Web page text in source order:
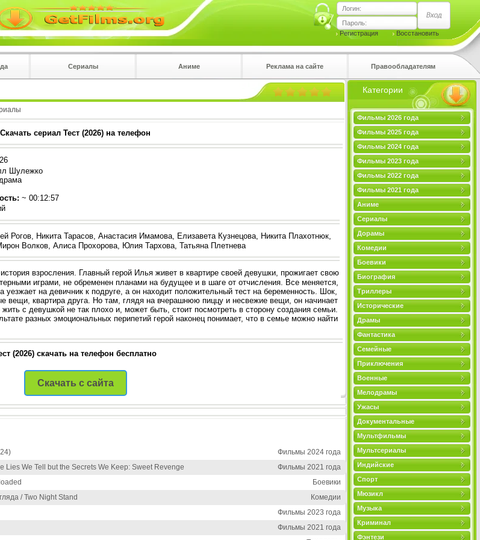
Логин:
Пароль:
Регистрация
Восстановить
Сериалы Аниме Реклама на сайте Правообладателям
Категории
Фильмы 2026 года
Фильмы 2025 года
Фильмы 2024 года
Фильмы 2023 года
Фильмы 2022 года
Фильмы 2021 года
Аниме
Сериалы
Дорамы
Комедии
Боевики
Биография
Триллеры
Исторические
Драмы
Фантастика
Семейные
Приключения
Военные
Мелодрамы
Ужасы
Документальные
Мультфильмы
Мультсериалы
Индийские
Спорт
Мюзикл
Музыка
Криминал
Фэнтези
Скачать сериал Тест (2026) на телефон
Шулежко
~ 00:12:57
Рогов, Никита Тарасов, Анастасия Имамова, Елизавета Кузнецова, Никита Плахотнюк,
Волков, Алиса Прохорова, Юлия Тархова, Татьяна Плетнева
взросления. Главный герой Илья живет в квартире своей девушки, прожигает свою
играми, не обременен планами на будущее и в шаге от отчисления. Все меняется,
уезжает на девичник к подруге, а он находит положительный тест на беременность. Шок,
вещи, квартира друга. Но там, глядя на вчерашнюю пиццу и несвежие вещи, он начинает
с девушкой не так плохо и, может быть, стоит посмотреть в сторону создания семьи.
разных эмоциональных перипетий герой наконец понимает, что в семье можно найти
(2026) скачать на телефон бесплатно
Скачать с сайта
Фильмы 2024 года
Lies We Tell but the Secrets We Keep: Sweet Revenge
Фильмы 2021 года
Боевики
/ Two Night Stand
Комедии
Фильмы 2023 года
Фильмы 2021 года